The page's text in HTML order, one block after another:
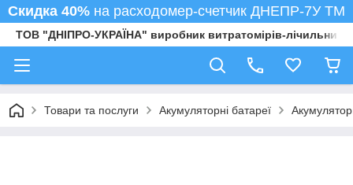
Скидка 40% на расходомер-счетчик ДНЕПР-7У ТМ
ТОВ "ДНІПРО-УКРАЇНА" виробник витратомірів-
Товари та послуги Акумуляторні батареї